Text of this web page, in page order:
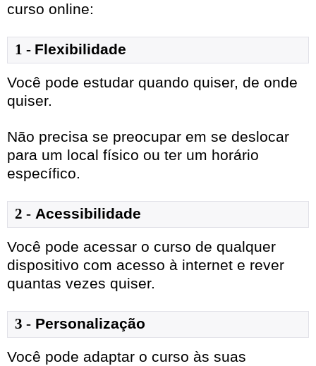
curso online:
1 - Flexibilidade
Você pode estudar quando quiser, de onde
quiser.
Não precisa se preocupar em se deslocar
para um local físico ou ter um horário
específico.
2 - Acessibilidade
Você pode acessar o curso de qualquer
dispositivo com acesso à internet e rever
quantas vezes quiser.
3 - Personalização
Você pode adaptar o curso às suas